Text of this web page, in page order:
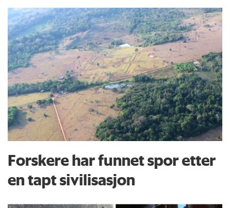
Forskere har funnet spor etter
en tapt sivilisasjon